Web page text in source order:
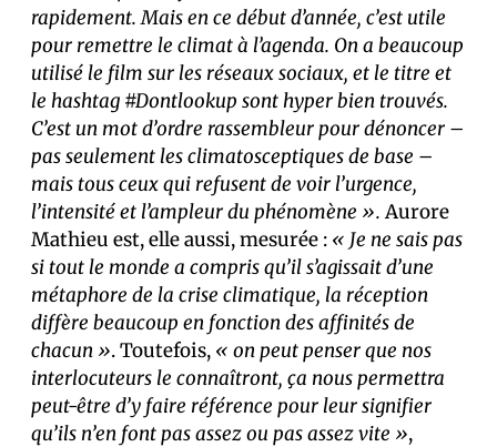
rapidement. Mais en ce début d’année, c’est utile
pour remettre le climat à l’agenda. On a beaucoup
utilisé le film sur les réseaux sociaux, et le titre et
le hashtag #Dontlookup sont hyper bien trouvés.
C’est un mot d’ordre rassembleur pour dénoncer –
pas seulement les climatosceptiques de base –
mais tous ceux qui refusent de voir l’urgence,
l’intensité et l’ampleur du phénomène ».Aurore
Mathieu est, elle aussi, mesurée : « Je ne sais pas
si tout le monde a compris qu’il s’agissait d’une
métaphore de la crise climatique, la réception
diffère beaucoup en fonction des affinités de
chacun ». Toutefois, « on peut penser que nos
interlocuteurs le connaîtront, ça nous permettra
peut-être d’y faire référence pour leur signifier
qu’ils n’en font pas assez ou pas assez vite »,